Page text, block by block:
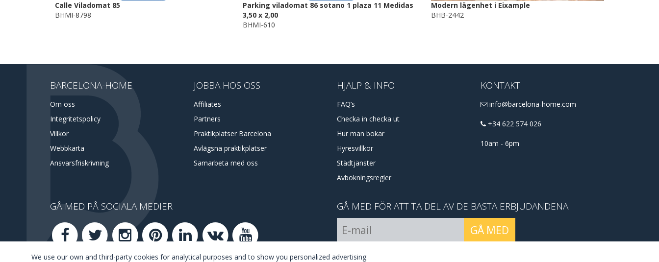
Calle Viladomat 85
BHMI-8798
Parking viladomat 86 sotano 1 plaza 11 Medidas
3,50 x 2,00
BHMI-610
Modern lägenhet i Eixample
BHB-2442
BARCELONA-HOME
Om oss
Integritetspolicy
Villkor
Webbkarta
Ansvarsfriskrivning
JOBBA HOS OSS
Affiliates
Partners
Praktikplatser Barcelona
Avlägsna praktikplatser
Samarbeta med oss
HJÄLP & INFO
FAQ’s
Checka in checka ut
Hur man bokar
Hyresvillkor
Städtjänster
Avbokningsregler
KONTAKT
info@barcelona-home.com
+34 622 574 026
10am - 6pm
GÅ MED PÅ SOCIALA MEDIER GÅ MED FÖR ATT TA DEL AV DE BÄSTA ERBJUDANDENA
GÅ MED
We use our own and third-party cookies for analytical purposes and to show you personalized advertising